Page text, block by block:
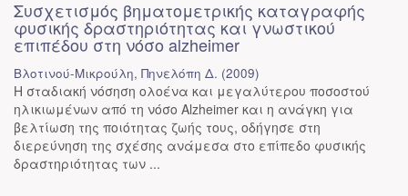
Συσχετισμός βηματομετρικής καταγραφής
φυσικής δραστηριότητας και γνωστικού
επιπέδου στη νόσο alzheimer
Βλοτινού-Μικρούλη, Πηνελόπη Δ. (2009)
Η σταδιακή νόσηση ολοένα και μεγαλύτερου ποσοστού
ηλικιωμένων από τη νόσο Alzheimer και η ανάγκη για
βελτίωση της ποιότητας ζωής τους, οδήγησε στη
διερεύνηση της σχέσης ανάμεσα στο επίπεδο φυσικής
δραστηριότητας των ...